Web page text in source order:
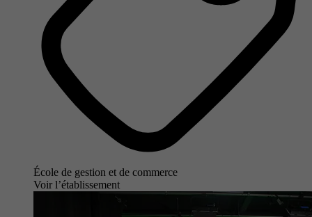
École de gestion et de commerce
Voir l’établissement